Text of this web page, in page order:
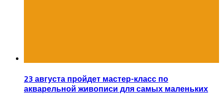
23 августа пройдет мастер-класс по
акварельной живописи для самых маленьких